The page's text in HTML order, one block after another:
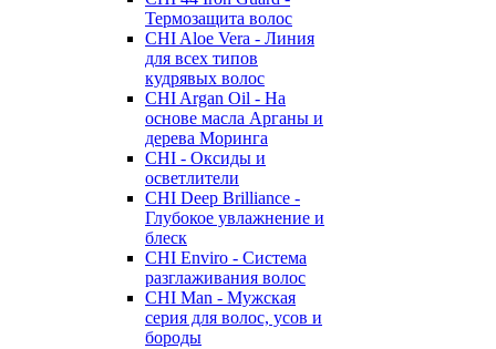
Термозащита волос
CHI Aloe Vera - Линия
для всех типов
кудрявых волос
CHI Argan Oil - На
основе масла Арганы и
дерева Моринга
CHI - Оксиды и
осветлители
CHI Deep Brilliance -
Глубокое увлажнение и
блеск
CHI Enviro - Система
разглаживания волос
CHI Man - Мужская
серия для волос, усов и
бороды